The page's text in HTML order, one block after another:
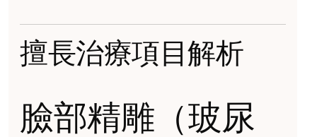
擅長治療項目解析
臉部精雕（玻尿